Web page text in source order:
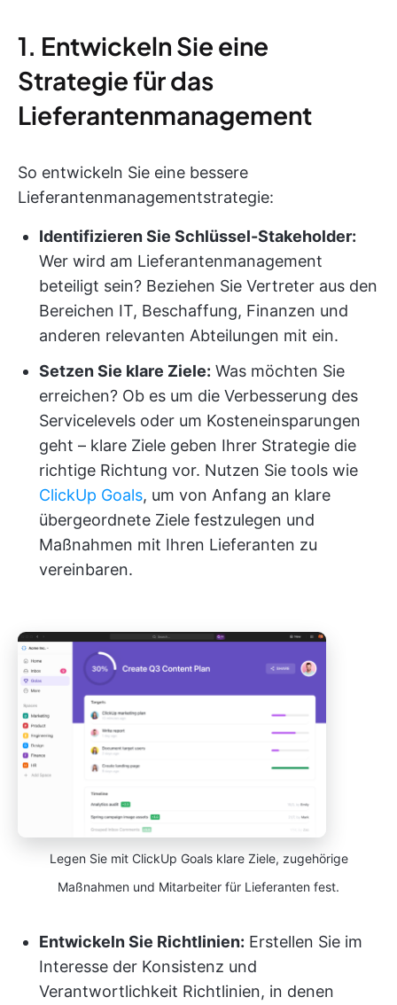
1. Entwickeln Sie eine
Strategie für das
Lieferantenmanagement
So entwickeln Sie eine bessere
Lieferantenmanagementstrategie:
Identifizieren Sie Schlüssel-Stakeholder:
Wer wird am Lieferantenmanagement
beteiligt sein? Beziehen Sie Vertreter aus den
Bereichen IT, Beschaffung, Finanzen und
anderen relevanten Abteilungen mit ein.
Setzen Sie klare Ziele: Was möchten Sie
erreichen? Ob es um die Verbesserung des
Servicelevels oder um Kosteneinsparungen
geht – klare Ziele geben Ihrer Strategie die
richtige Richtung vor. Nutzen Sie tools wie
ClickUp Goals, um von Anfang an klare
übergeordnete Ziele festzulegen und
Maßnahmen mit Ihren Lieferanten zu
vereinbaren.
Legen Sie mit ClickUp Goals klare Ziele, zugehörige
Maßnahmen und Mitarbeiter für Lieferanten fest.
Entwickeln Sie Richtlinien: Erstellen Sie im
Interesse der Konsistenz und
Verantwortlichkeit Richtlinien, in denen